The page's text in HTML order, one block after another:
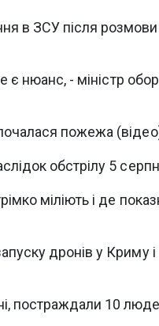
в ЗСУ після
є нюанс, - міністр
пожежа
обстрілу 5
міліють і де
дронів у Криму
постраждали 10